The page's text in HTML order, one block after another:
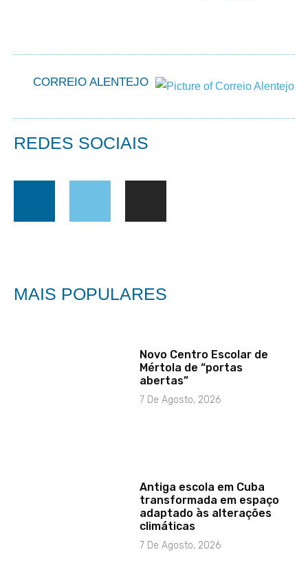
CORREIO ALENTEJO
REDES SOCIAIS
MAIS POPULARES
Novo Centro Escolar de
Mértola de “portas
abertas”
7 De Agosto, 2026
Antiga escola em Cuba
transformada em espaço
adaptado às alterações
climáticas
7 De Agosto, 2026